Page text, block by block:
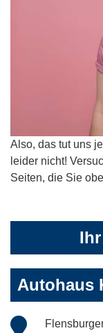
Also, das tut uns
leider nicht!
Seiten, die Sie
Autohaus